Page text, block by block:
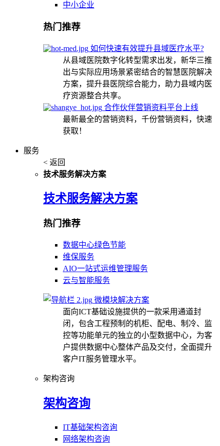
中小企业
热门推荐
如何快速有效提升县域医疗水平?
从县域医院数字化转型需求出发，新华三推
出与实际应用场景紧密结合的智慧医院解决
方案，提升县医院综合能力，助力县域内医
疗资源整合共享。
合作伙伴营销资料平台上线
最新最全的营销资料，千份营销资料，快速
获取！
服务
< 返回
技术服务解决方案
技术服务解决方案
热门推荐
数据中心绿色节能
维保服务
AIO一站式运维管理服务
云与智能服务
微模块解决方案
面向ICT基础设施提供的一款采用通道封
闭，包含工程预制的机柜、配电、制冷、监
控等功能单元的独立的小型数据中心，为客
户提供数据中心整体产品及交付，全面提升
客户IT服务管理水平。
架构咨询
架构咨询
IT基础架构咨询
网络架构咨询